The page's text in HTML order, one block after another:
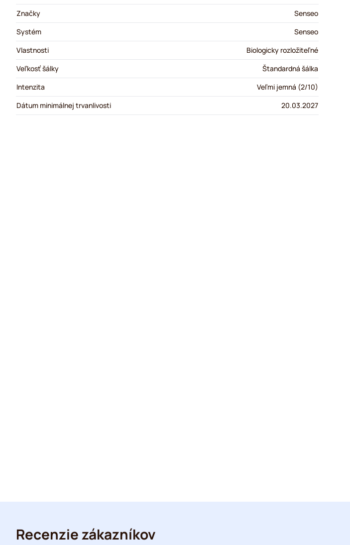
Značky
Senseo
Systém
Senseo
Vlastnosti
Biologicky rozložiteľné
Veľkosť šálky
Štandardná šálka
Intenzita
Veľmi jemná (2/10)
Dátum minimálnej trvanlivosti
20.03.2027
Recenzie zákazníkov